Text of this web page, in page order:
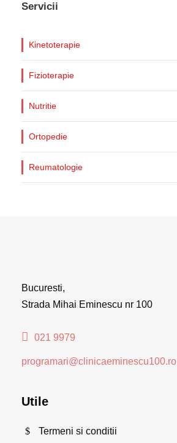
Servicii
Kinetoterapie
Fizioterapie
Nutritie
Ortopedie
Reumatologie
Bucuresti,
Strada Mihai Eminescu nr 100
021 9979
programari@clinicaeminescu100.ro
Utile
Termeni si conditii